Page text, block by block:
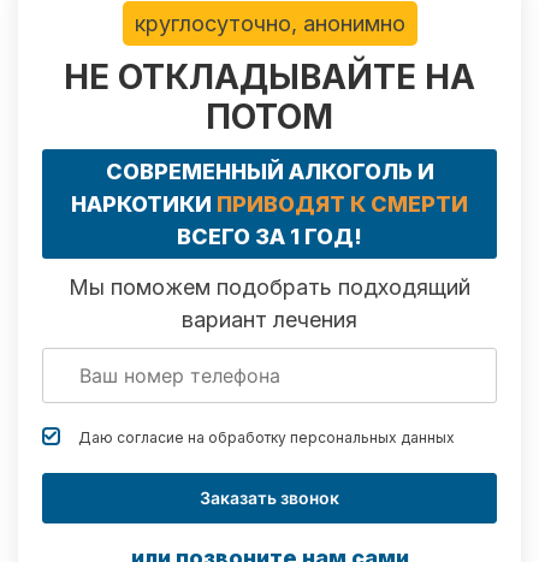
круглосуточно, анонимно
НЕ ОТКЛАДЫВАЙТЕ НА
ПОТОМ
СОВРЕМЕННЫЙ АЛКОГОЛЬ И
НАРКОТИКИ ПРИВОДЯТ К СМЕРТИ
ВСЕГО ЗА 1 ГОД!
Мы поможем подобрать подходящий
вариант лечения
Даю согласие на обработку персональных данных
Заказать звонок